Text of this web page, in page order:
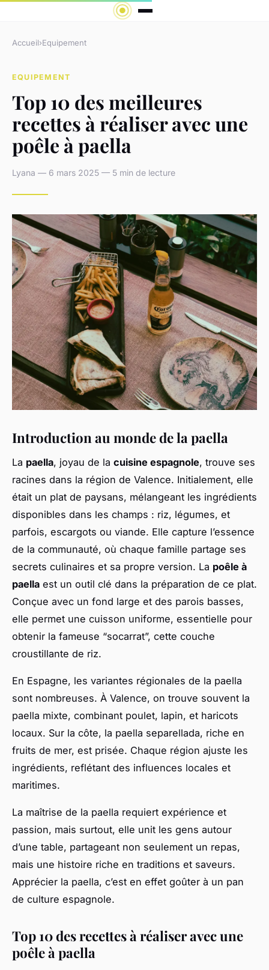
Accueil›Equipement
EQUIPEMENT
Top 10 des meilleures
recettes à réaliser avec une
poêle à paella
Lyana — 6 mars 2025 — 5 min de lecture
Introduction au monde de la paella
La paella, joyau de la cuisine espagnole, trouve ses
racines dans la région de Valence. Initialement, elle
était un plat de paysans, mélangeant les ingrédients
disponibles dans les champs : riz, légumes, et
parfois, escargots ou viande. Elle capture l’essence
de la communauté, où chaque famille partage ses
secrets culinaires et sa propre version. La poêle à
paella est un outil clé dans la préparation de ce plat.
Conçue avec un fond large et des parois basses,
elle permet une cuisson uniforme, essentielle pour
obtenir la fameuse “socarrat”, cette couche
croustillante de riz.
En Espagne, les variantes régionales de la paella
sont nombreuses. À Valence, on trouve souvent la
paella mixte, combinant poulet, lapin, et haricots
locaux. Sur la côte, la paella separellada, riche en
fruits de mer, est prisée. Chaque région ajuste les
ingrédients, reflétant des influences locales et
maritimes.
La maîtrise de la paella requiert expérience et
passion, mais surtout, elle unit les gens autour
d’une table, partageant non seulement un repas,
mais une histoire riche en traditions et saveurs.
Apprécier la paella, c’est en effet goûter à un pan
de culture espagnole.
Top 10 des recettes à réaliser avec une
poêle à paella